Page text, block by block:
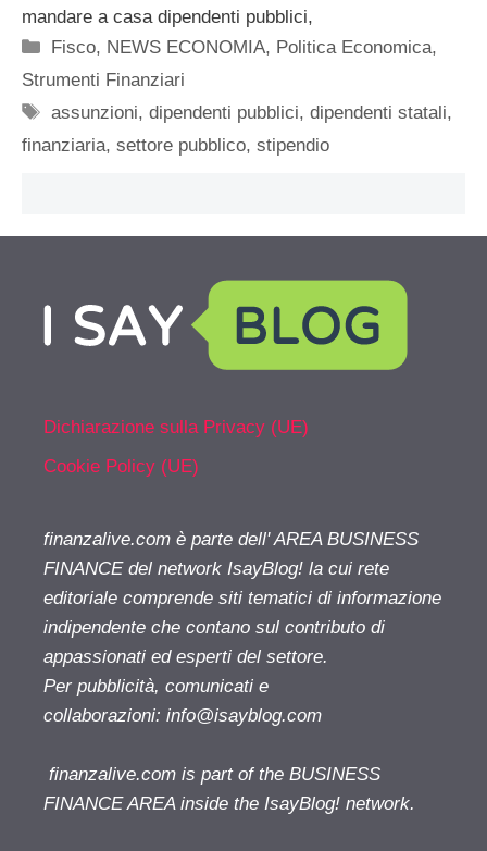
mandare a casa dipendenti pubblici,
Categorie
Fisco, NEWS ECONOMIA, Politica Economica,
Strumenti Finanziari
Tag
assunzioni,dipendenti pubblici,dipendenti statali,
finanziaria, settore pubblico, stipendio
Dichiarazione sulla Privacy (UE)
Cookie Policy (UE)
finanzalive.com è parte dell' AREA BUSINESS
FINANCE del network IsayBlog! la cui rete
editoriale comprende siti tematici di informazione
indipendente che contano sul contributo di
appassionati ed esperti del settore.
Per pubblicità, comunicati e
collaborazioni: info@isayblog.com
finanzalive.com is part of the BUSINESS
FINANCE AREA inside the IsayBlog! network.